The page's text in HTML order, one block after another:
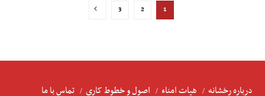
1
2
3
درباره رخشانه هیات امناء اصول و خطوط کاری تماس با ما